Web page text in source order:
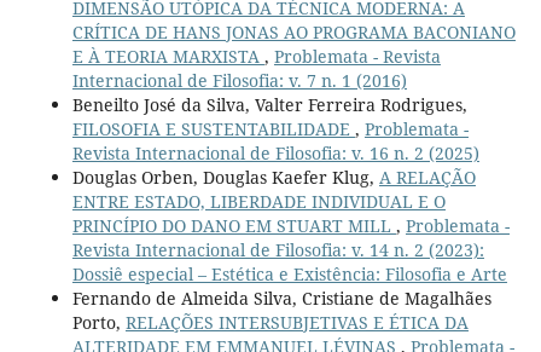
DIMENSÃO UTÓPICA DA TÉCNICA MODERNA: A
CRÍTICA DE HANS JONAS AO PROGRAMA BACONIANO
E À TEORIA MARXISTA , Problemata - Revista
Internacional de Filosofia: v. 7 n. 1 (2016)
Beneilto José da Silva, Valter Ferreira Rodrigues,
FILOSOFIA E SUSTENTABILIDADE , Problemata -
Revista Internacional de Filosofia: v. 16 n. 2 (2025)
Douglas Orben, Douglas Kaefer Klug, A RELAÇÃO
ENTRE ESTADO, LIBERDADE INDIVIDUAL E O
PRINCÍPIO DO DANO EM STUART MILL , Problemata -
Revista Internacional de Filosofia: v. 14 n. 2 (2023):
Dossiê especial – Estética e Existência: Filosofia e Arte
Fernando de Almeida Silva, Cristiane de Magalhães
Porto, RELAÇÕES INTERSUBJETIVAS E ÉTICA DA
ALTERIDADE EM EMMANUEL LÉVINAS , Problemata -